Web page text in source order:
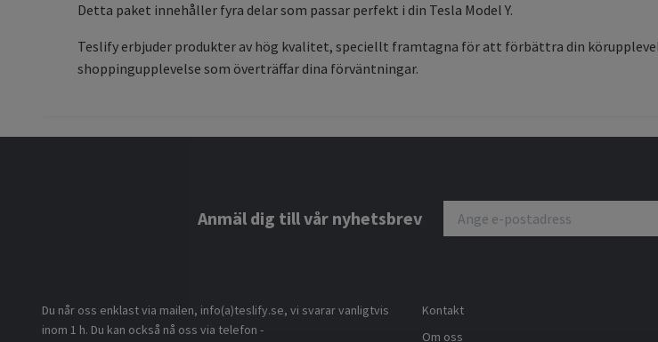
Detta paket innehåller fyra delar som passar perfekt i din Tesla Model Y.
Teslify erbjuder produkter av hög kvalitet, speciellt framtagna för att förbättra din
shoppingupplevelse som överträffar dina förväntningar.
Anmäl dig till vår nyhetsbrev
Du når oss enklast via mailen, info(a)teslify.se, vi svarar vanligtvis
inom 1 h. Du kan också nå oss via telefon -
Kontakt
Om oss